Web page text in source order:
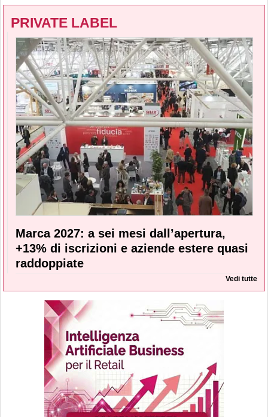
PRIVATE LABEL
Marca 2027: a sei mesi dall’apertura,
+13% di iscrizioni e aziende estere quasi
raddoppiate
Vedi tutte